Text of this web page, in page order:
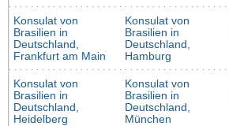
Konsulat von
Brasilien in
Deutschland,
Frankfurt am Main
Konsulat von
Brasilien in
Deutschland,
Hamburg
Konsulat von
Brasilien in
Deutschland,
Heidelberg
Konsulat von
Brasilien in
Deutschland,
München